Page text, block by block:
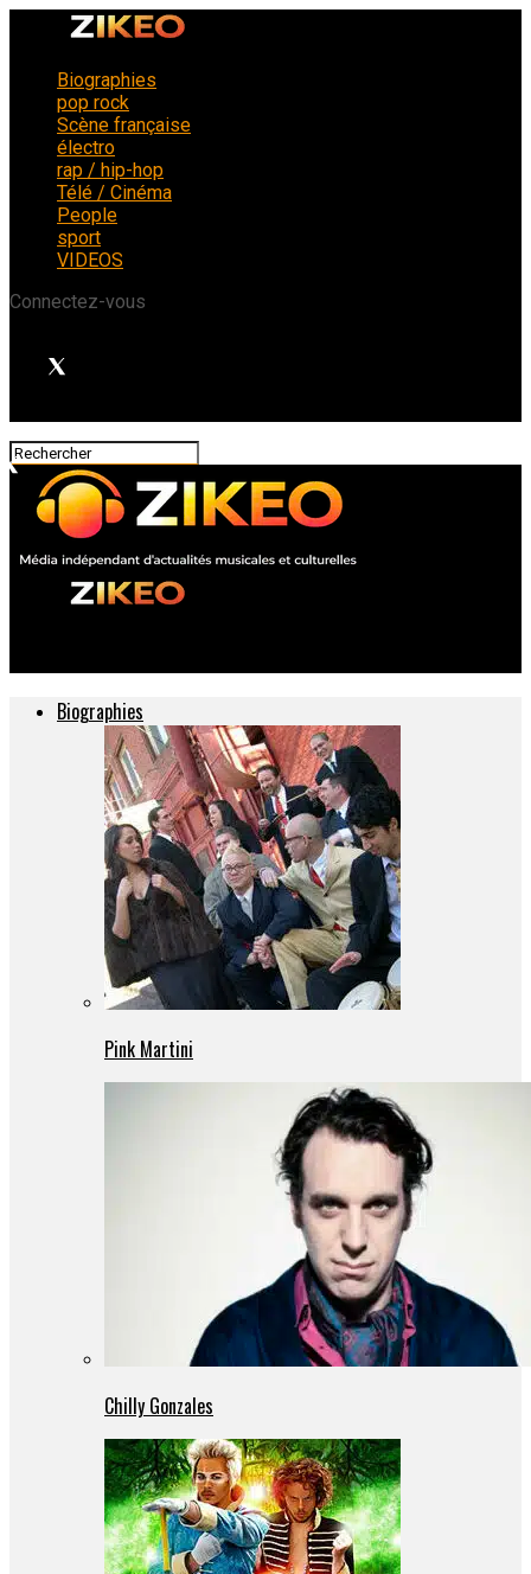
Biographies
pop rock
Scène française
électro
rap / hip-hop
Télé / Cinéma
People
sport
VIDEOS
Connectez-vous
Biographies
Pink Martini
Chilly Gonzales